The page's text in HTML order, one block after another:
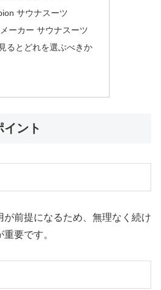
サウナスーツ
ーカー サウナスーツ
るとどれを選ぶべきか
イント
前提になるため、無理なく続け
要です。